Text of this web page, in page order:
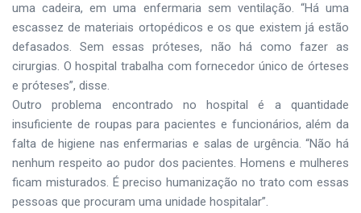
uma cadeira, em uma enfermaria sem ventilação. “Há uma
escassez de materiais ortopédicos e os que existem já estão
defasados. Sem essas próteses, não há como fazer as
cirurgias. O hospital trabalha com fornecedor único de órteses
e próteses”, disse.
Outro problema encontrado no hospital é a quantidade
insuficiente de roupas para pacientes e funcionários, além da
falta de higiene nas enfermarias e salas de urgência. “Não há
nenhum respeito ao pudor dos pacientes. Homens e mulheres
ficam misturados. É preciso humanização no trato com essas
pessoas que procuram uma unidade hospitalar”.